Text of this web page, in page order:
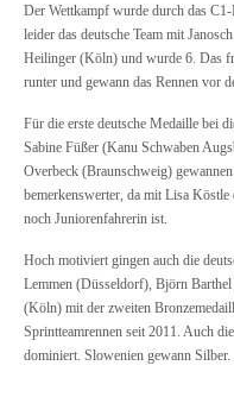
Der Wettkampf wurde durch das
leider das deutsche Team mit
Heilinger (Köln) und wurde 6. Das
runter und gewann das Rennen vor
Für die erste deutsche Medaille bei
Sabine Füßer (Kanu Schwaben
Overbeck (Braunschweig)
bemerkenswerter, da mit Lisa Köstle
noch Juniorenfahrerin ist.
Hoch motiviert gingen auch die
Lemmen (Düsseldorf), Björn
(Köln) mit der zweiten
Sprintteamrennen seit 2011. Auch
dominiert. Slowenien gewann Silber.